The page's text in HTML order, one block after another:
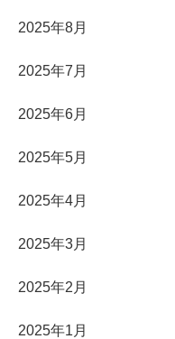
2025年8月
2025年7月
2025年6月
2025年5月
2025年4月
2025年3月
2025年2月
2025年1月